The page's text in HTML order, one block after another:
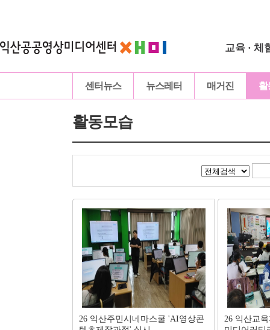
교육 · 체
센터뉴스 뉴스레터 매거진 활
활동모습
26 익산주민시네마스쿨 'AI영상콘
26 익산교